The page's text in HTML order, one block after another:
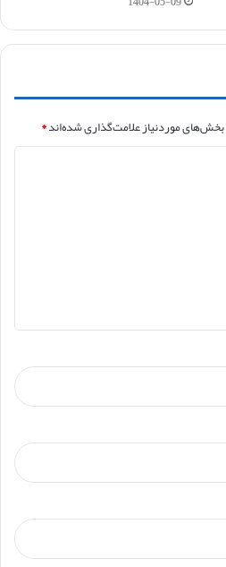
بخش‌های موردنیاز علامت‌گذاری شده‌اند*